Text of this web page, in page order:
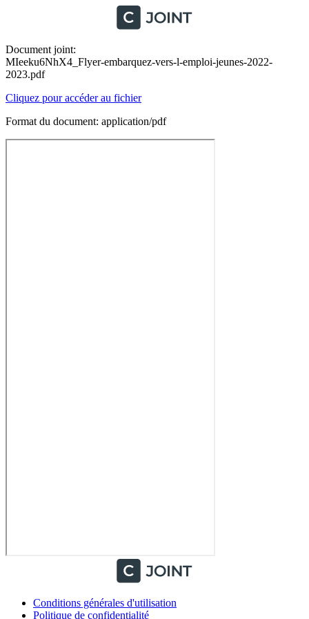
Document joint:
MIeeku6NhX4_Flyer-embarquez-vers-l-emploi-jeunes-2022-
2023.pdf
Cliquez pour accéder au fichier
Format du document: application/pdf
Conditions générales d'utilisation
Politique de confidentialité